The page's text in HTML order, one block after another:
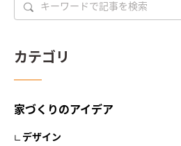
カテゴリ
家づくりのアイデア
デザイン